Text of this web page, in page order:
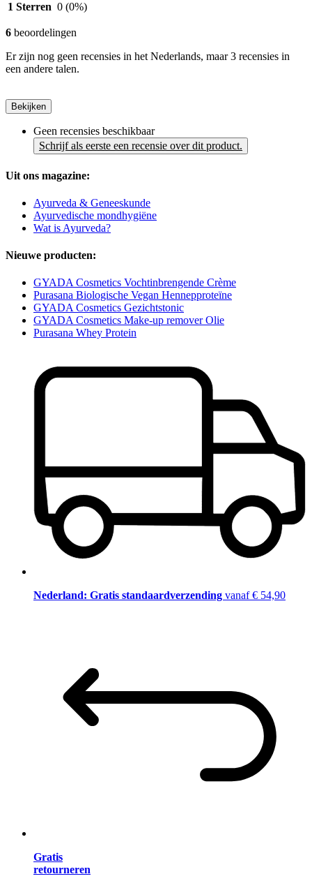
1 Sterren 0 (0%)
6 beoordelingen
Er zijn nog geen recensies in het Nederlands, maar 3 recensies in
een andere talen.
Bekijken
Geen recensies beschikbaar
Schrijf als eerste een recensie over dit product.
Uit ons magazine:
Ayurveda & Geneeskunde
Ayurvedische mondhygiëne
Wat is Ayurveda?
Nieuwe producten:
GYADA Cosmetics Vochtinbrengende Crème
Purasana Biologische Vegan Hennepproteïne
GYADA Cosmetics Gezichtstonic
GYADA Cosmetics Make-up remover Olie
Purasana Whey Protein
Nederland: Gratis standaardverzending vanaf € 54,90
Gratis
retourneren